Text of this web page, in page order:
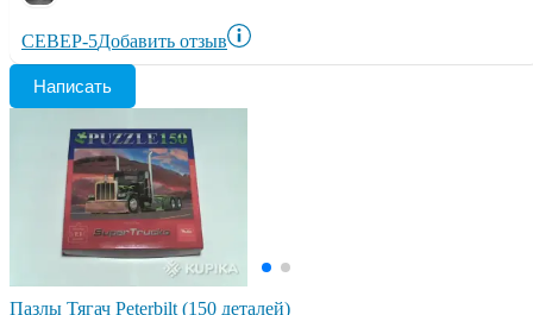
СЕВЕР-5Добавить отзыв
Написать
Пазлы Тягач Peterbilt (150 деталей)